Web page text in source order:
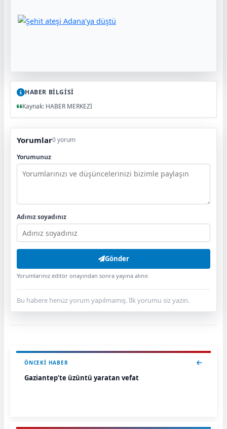
HABER BİLGİSİ
Kaynak: HABER MERKEZİ
Yorumlar0 yorum
Yorumunuz
Adınız soyadınız
Gönder
Yorumlarınız editör onayından sonra yayına alınır.
Bu habere henüz yorum yapılmamış. İlk yorumu siz yazın.
ÖNCEKI HABER
Gaziantep’te üzüntü yaratan vefat